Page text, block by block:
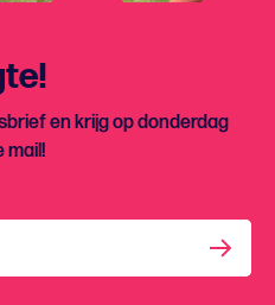
en krijg op donderdag
mail!